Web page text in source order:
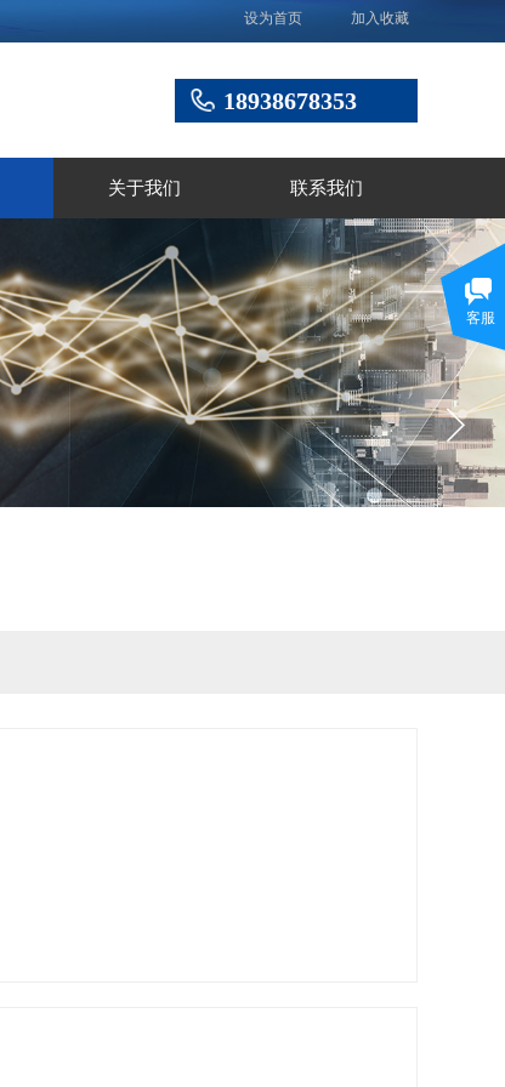
设为首页 加入收藏
18938678353
关于我们 联系我们
客服